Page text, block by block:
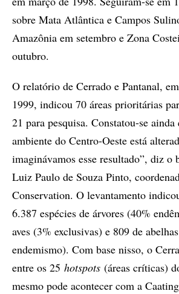
sobre Mata Atlântica e Campos
Amazônia em setembro e Zona
outubro.
O relatório de Cerrado e Pantanal,
1999, indicou 70 áreas prioritárias
21 para pesquisa. Constatou-se
ambiente do Centro-Oeste está
imaginávamos esse resultado”, diz
Luiz Paulo de Souza Pinto,
Conservation. O levantamento
6.387 espécies de árvores (40%
aves (3% exclusivas) e 809 de
endemismo). Com base nisso, o
entre os 25 hotspots (áreas críticas)
mesmo pode acontecer com a